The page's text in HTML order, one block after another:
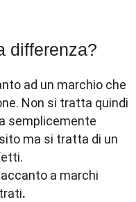
differenza?
ad un marchio che
Non si tratta quindi
semplicemente
ma si tratta di un
a marchi
.